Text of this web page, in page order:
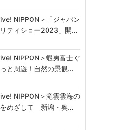
NIPPON＞「ジャパン
ティショー2023」開…
NIPPON＞蝦夷富士ぐ
と周遊！自然の景観…
NIPPON＞滝雲雲海の
めざして 新潟・奥…